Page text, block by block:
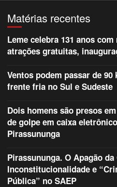
Matérias recentes
Leme celebra 131 anos
atrações gratuitas,
Ventos podem passar de
frente fria no Sul e Sudeste
Dois homens são presos
de golpe em caixa
Pirassununga
Pirassununga. O Apagão da
Inconstitucionalidade e
Pública” no SAEP